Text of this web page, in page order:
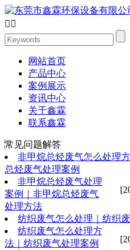
 
网站首页
产品中心
案例展示
资讯中心
关于鑫霖
联系鑫霖
常见问题解答
非甲烷总烃废气怎么处理
总烃废气处理案例
非甲烷总烃废气处理
案例｜非甲烷总烃废气
处理方法
纺织废气怎么处理｜纺织
纺织废气怎么处理方
法｜纺织废气处理案例